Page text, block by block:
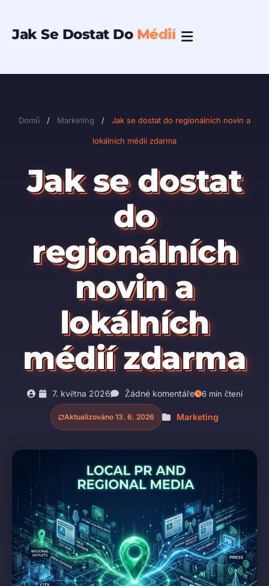
naJak Se Dostat Do Médií
Domů / Marketing / Jak se dostat do regionálních novin a
lokálních médií zdarma
Jak se dostat
do
regionálních
novin a
lokálních
médií zdarma
7. května 2026 Žádné komentáře 6 min čtení
Aktualizováno 13. 6. 2026 Marketing